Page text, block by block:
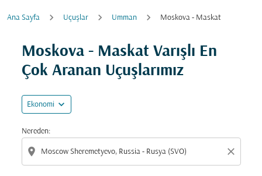
Ana Sayfa Uçuşlar Umman Moskova - Maskat
Moskova - Maskat Varışlı En
Çok Aranan Uçuşlarımız
Ekonomi expand_more
Nereden:
location_on close
Fırsatları bulmak için rotanızı güncellemeyi deneyin